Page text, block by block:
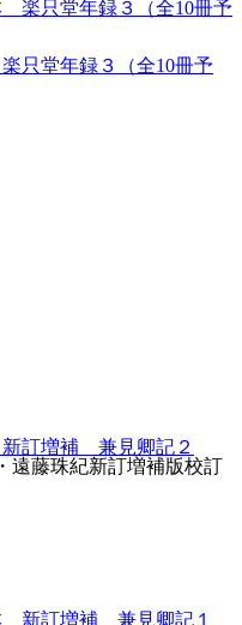
只堂年録３（全10冊予
訂増補 兼見卿記２
遠藤珠紀新訂増補版校訂